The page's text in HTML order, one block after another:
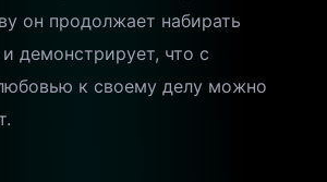
он продолжает набирать
демонстрирует, что с
к своему делу можно